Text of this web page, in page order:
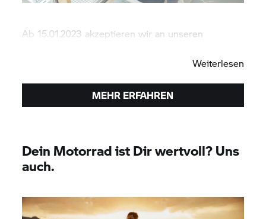
Ab 15.01.2023 akzeptieren wir an unseren
Weiterlesen
MEHR ERFAHREN
Dein Motorrad ist Dir wertvoll? Uns
auch.